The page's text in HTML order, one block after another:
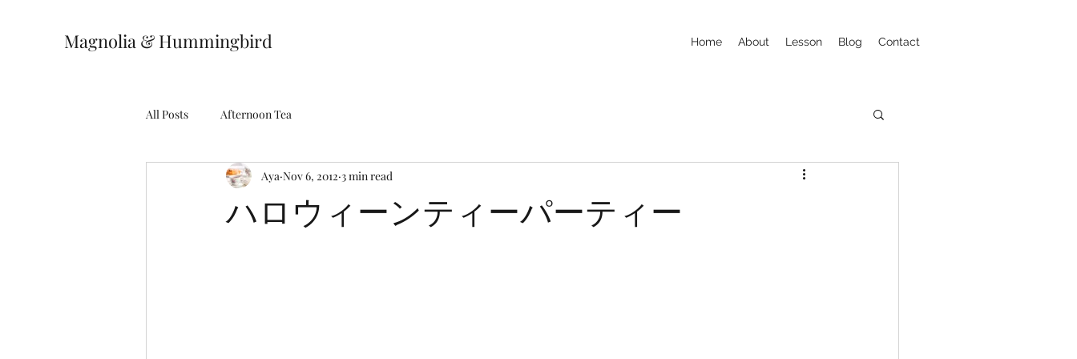
Magnolia & Hummingbird Home About Lesson Blog Contact
All Posts Afternoon Tea
ハロウィーンティーパーティー
Aya Nov 6, 2012 3 min read